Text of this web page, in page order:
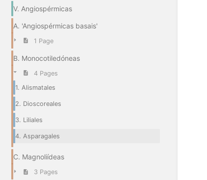
V. Angiospérmicas
A. 'Angiospérmicas basais'
1 Page
B. Monocotiledóneas
4 Pages
1. Alismatales
2. Dioscoreales
3. Liliales
4. Asparagales
C. Magnoliídeas
3 Pages